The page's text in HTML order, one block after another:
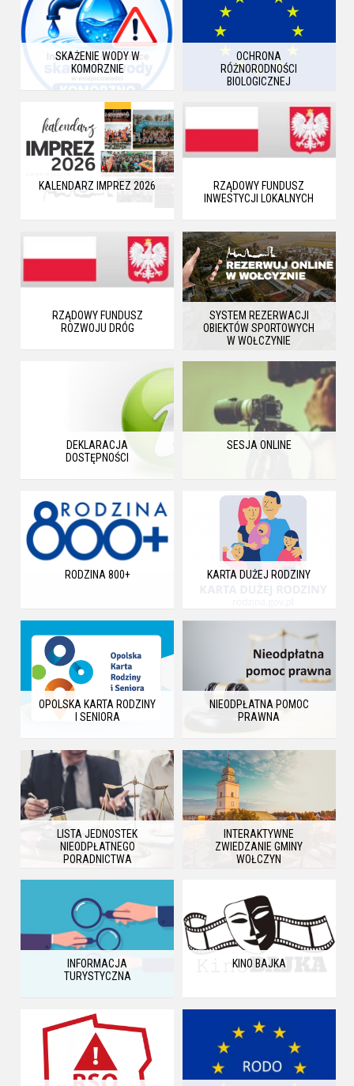
SKAŻENIE WODY W
KOMORZNIE
OCHRONA
RÓŻNORODNOŚCI
BIOLOGICZNEJ
KALENDARZ IMPREZ 2026
RZĄDOWY FUNDUSZ
INWESTYCJI LOKALNYCH
RZĄDOWY FUNDUSZ
ROZWOJU DRÓG
SYSTEM REZERWACJI
OBIEKTÓW SPORTOWYCH
W WOŁCZYNIE
DEKLARACJA
DOSTĘPNOŚCI
SESJA ONLINE
RODZINA 800+ KARTA DUŻEJ RODZINY
OPOLSKA KARTA RODZINY
I SENIORA
NIEODPŁATNA POMOC
PRAWNA
LISTA JEDNOSTEK
NIEODPŁATNEGO
PORADNICTWA
INTERAKTYWNE
ZWIEDZANIE GMINY
WOŁCZYN
INFORMACJA
TURYSTYCZNA
KINO BAJKA